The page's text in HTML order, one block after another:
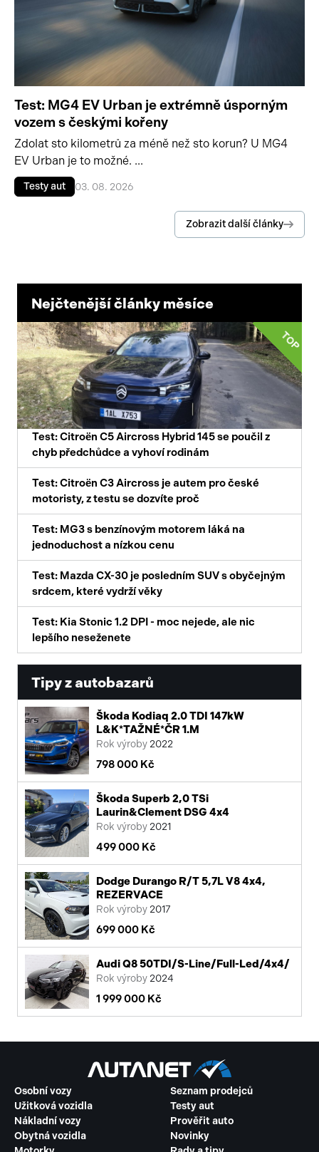
Test: MG4 EV Urban je extrémně úsporným
vozem s českými kořeny
Zdolat sto kilometrů za méně než sto korun? U MG4
EV Urban je to možné. ...
Testy aut 03. 08. 2026
Zobrazit další články
Nejčtenější články měsíce
TOP
Test: Citroën C5 Aircross Hybrid 145 se poučil z
chyb předchůdce a vyhoví rodinám
Test: Citroën C3 Aircross je autem pro české
motoristy, z testu se dozvíte proč
Test: MG3 s benzínovým motorem láká na
jednoduchost a nízkou cenu
Test: Mazda CX-30 je posledním SUV s obyčejným
srdcem, které vydrží věky
Test: Kia Stonic 1.2 DPI - moc nejede, ale nic
lepšího neseženete
Tipy z autobazarů
Škoda Kodiaq 2.0 TDI 147kW
L&K*TAŽNÉ*ČR 1.M
Rok výroby 2022
798 000 Kč
Škoda Superb 2,0 TSi
Laurin&Clement DSG 4x4
Rok výroby 2021
499 000 Kč
Dodge Durango R/T 5,7L V8 4x4,
REZERVACE
Rok výroby 2017
699 000 Kč
Audi Q8 50TDI/S-Line/Full-Led/4x4/
Rok výroby 2024
1 999 000 Kč
Osobní vozy
Užitková vozidla
Nákladní vozy
Obytná vozidla
Seznam prodejců
Testy aut
Prověřit auto
Novinky